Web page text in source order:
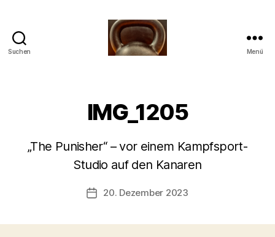
Suchen
der
Kettlebell
Menü
IMG_1205
„The Punisher“ – vor einem Kampfsport-
Studio auf den Kanaren
Beitragsautor
V
n
b
-
c
o
Beitragsdatum
20. Dezember 2023